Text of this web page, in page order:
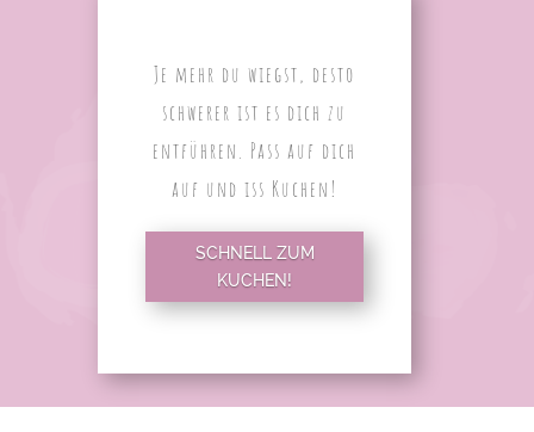
Je mehr du wiegst, desto
schwerer ist es dich zu
entführen. Pass auf dich
auf und iss Kuchen!
SCHNELL ZUM
KUCHEN!